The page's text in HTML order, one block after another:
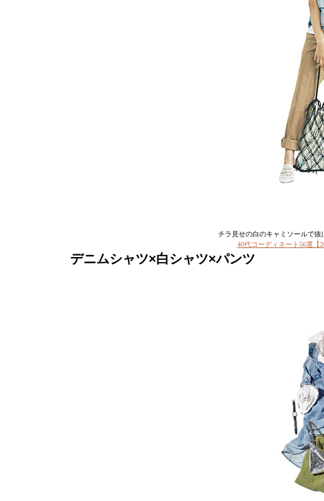
チラ見せの白のキャミソールで抜
40代コーディネート56選【
デニムシャツ×白シャツ×パンツ